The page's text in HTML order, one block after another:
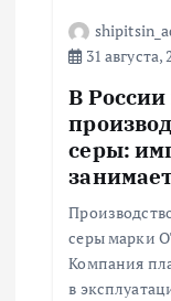
31 августа,
В
серы:
серы марки
Компания
в